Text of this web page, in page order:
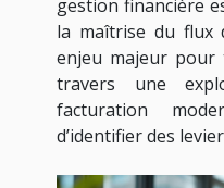
gestion financière
la maîtrise du flux
enjeu majeur pour
travers une
facturation
d’identifier des